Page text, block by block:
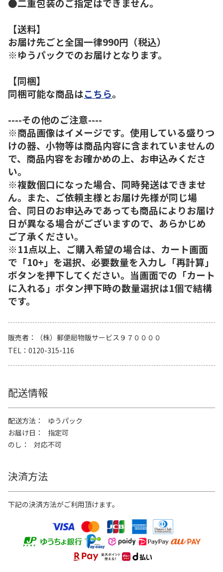
【送料】
お届け先ごと全国一律990円（税込）
※ゆうパックでのお届けとなります。
【同梱】
同梱可能な商品はこちら。
----その他のご注意----
※商品画像はイメージです。使用している盛りつ
けの器、小物等は商品内容に含まれていませんの
で、商品内容をお確かめの上、お申込みくださ
い。
※複数個口になった場合、同時発送はできませ
ん。また、ご依頼主様とお届け先様が同じ場
合、同日のお申込みであっても商品によりお届け
日が異なる場合がございますので、あらかじめ
ご了承ください。
※11点以上、ご購入希望の場合は、カート画面
で「10+」を選択、必要数量を入力し「再計算」
ボタンを押下してください。当画面での「カート
に入れる」ボタン押下時の数量選択は1個で結構
です。
販売者
（株）郵便局物販サービス９７００００
TEL
0120-315-116
配送情報
配送方法
ゆうパック
お届け日
指定可
のし
対応不可
決済方法
下記の決済方法がご利用頂けます。